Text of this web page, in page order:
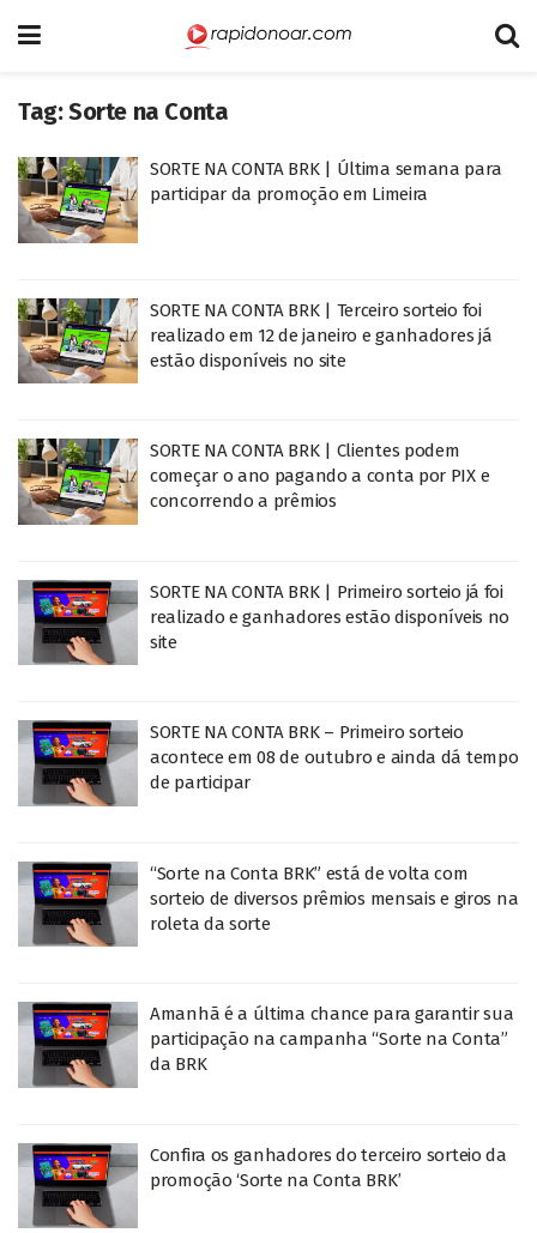
Tag:Sorte na Conta
SORTE NA CONTA BRK | Última semana para
participar da promoção em Limeira
SORTE NA CONTA BRK | Terceiro sorteio foi
realizado em 12 de janeiro e ganhadores já
estão disponíveis no site
SORTE NA CONTA BRK | Clientes podem
começar o ano pagando a conta por PIX e
concorrendo a prêmios
SORTE NA CONTA BRK | Primeiro sorteio já foi
realizado e ganhadores estão disponíveis no
site
SORTE NA CONTA BRK – Primeiro sorteio
acontece em 08 de outubro e ainda dá tempo
de participar
“Sorte na Conta BRK” está de volta com
sorteio de diversos prêmios mensais e giros na
roleta da sorte
Amanhã é a última chance para garantir sua
participação na campanha “Sorte na Conta”
da BRK
Confira os ganhadores do terceiro sorteio da
promoção ‘Sorte na Conta BRK’